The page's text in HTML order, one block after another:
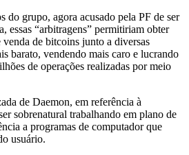
do grupo, agora acusado pela PF de ser
essas “arbitragens” permitiriam obter
de bitcoins junto a diversas
barato, vendendo mais caro e lucrando
de operações realizadas por meio
de Daemon, em referência à
sobrenatural trabalhando em plano de
a programas de computador que
usuário.